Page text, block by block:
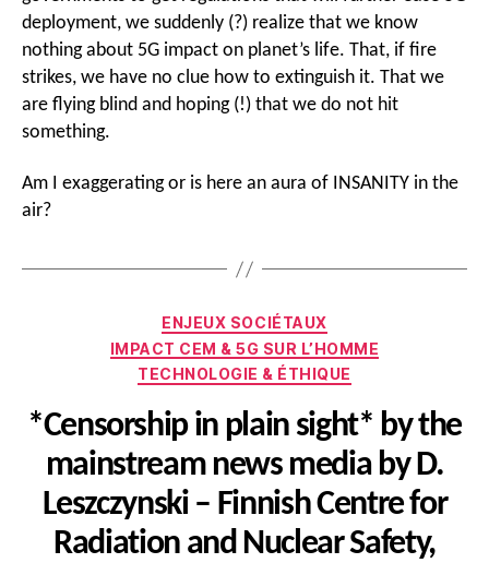
deployment, we suddenly (?) realize that we know
nothing about 5G impact on planet’s life. That, if fire
strikes, we have no clue how to extinguish it. That we
are flying blind and hoping (!) that we do not hit
something.
Am I exaggerating or is here an aura of INSANITY in the
air?
Catégories
ENJEUX SOCIÉTAUX
IMPACT CEM & 5G SUR L’HOMME
TECHNOLOGIE & ÉTHIQUE
*Censorship in plain sight* by the
mainstream news media by D.
Leszczynski – Finnish Centre for
Radiation and Nuclear Safety,